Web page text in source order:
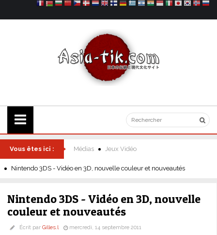
Vous êtes ici : Médias Jeux Vidéo
Nintendo 3DS - Vidéo en 3D, nouvelle couleur et nouveautés
Nintendo 3DS - Vidéo en 3D, nouvelle
couleur et nouveautés
Écrit par Gilles.l mercredi, 14 septembre 2011